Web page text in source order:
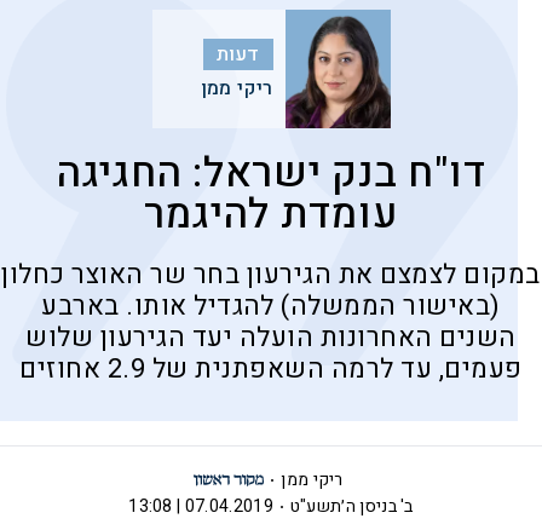
דעות
ריקי ממן
דו"ח בנק ישראל: החגיגה
עומדת להיגמר
במקום לצמצם את הגירעון בחר שר האוצר כחלון
(באישור הממשלה) להגדיל אותו. בארבע
השנים האחרונות הועלה יעד הגירעון שלוש
פעמים, עד לרמה השאפתנית של 2.9 אחוזים
ריקי ממן
ב' בניסן ה׳תשע"ט
07.04.2019 | 13:08